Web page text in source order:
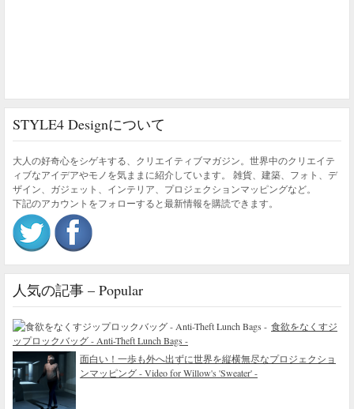
STYLE4 Designについて
大人の好奇心をシゲキする、クリエイティブマガジン。世界中のクリエイテ
ィブなアイデアやモノを気ままに紹介しています。 雑貨、建築、フォト、デ
ザイン、ガジェット、インテリア、プロジェクションマッピングなど。
下記のアカウントをフォローすると最新情報を購読できます。
人気の記事 – Popular
食欲をなくすジ
ップロックバッグ - Anti-Theft Lunch Bags -
面白い！一歩も外へ出ずに世界を縦横無尽なプロジェクショ
ンマッピング - Video for Willow's 'Sweater' -